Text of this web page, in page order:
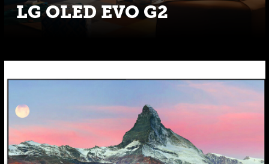
LG OLED EVO G2